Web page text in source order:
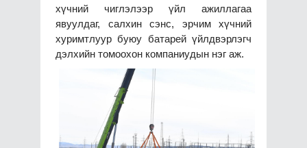
хүчний чиглэлээр үйл ажиллагаа
явуулдаг, салхин сэнс, эрчим хүчний
хуримтлуур буюу батарей үйлдвэрлэгч
дэлхийн томоохон компаниудын нэг аж.